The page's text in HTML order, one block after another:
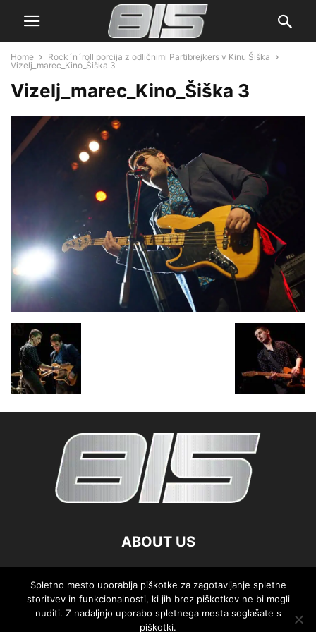
Home
Rock´n´roll porcija z odličnimi Partibrejkers v Kinu Šiška
Vizelj_marec_Kino_Šiška 3
Vizelj_marec_Kino_Šiška 3
ABOUT US
FOLLOW US
Spletno mesto uporablja piškotke za zagotavljanje spletne
storitvev in funkcionalnosti, ki jih brez piškotkov ne bi mogli
nuditi. Z nadaljnjo uporabo spletnega mesta soglašate s
piškotki.